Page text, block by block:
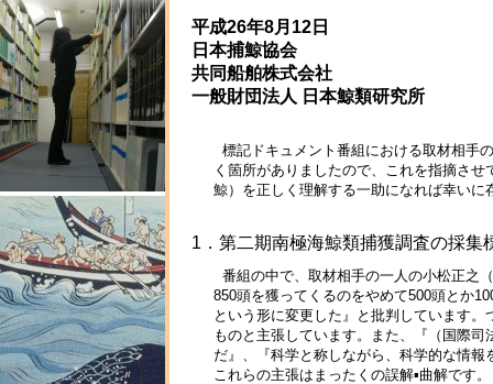
平成26年8月12日
日本捕鯨協会
共同船舶株式会社
一般財団法人 日本鯨類研究所
標記ドキュメント番組における取材相手
く箇所がありましたので、これを指摘さ
鯨）を正しく理解する一助になれば幸いに
1．第二期南極海鯨類捕獲調査の採
番組の中で、取材相手の一人の小松正之
850頭を獲ってくるのをやめて500頭とか
という形に変更した』と批判しています
ものと主張しています。また、『（国際
だ』、『科学と称しながら、科学的な情
これらの主張はまったくの誤解▪曲解です。